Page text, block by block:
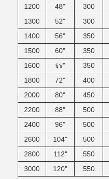
1200
48" 300
1300
52" 300
1400
56" 350
1500
60" 350
1600
६४" 350
1800
72" 400
2000
80" 450
2200
88" 500
2400
96" 500
2600
104" 500
2800
112" 550
3000
120" 550